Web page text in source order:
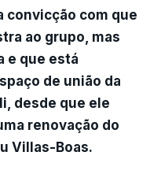
convicção com que
ao grupo, mas
e que está
de união da
desde que ele
renovação do
Villas-Boas.